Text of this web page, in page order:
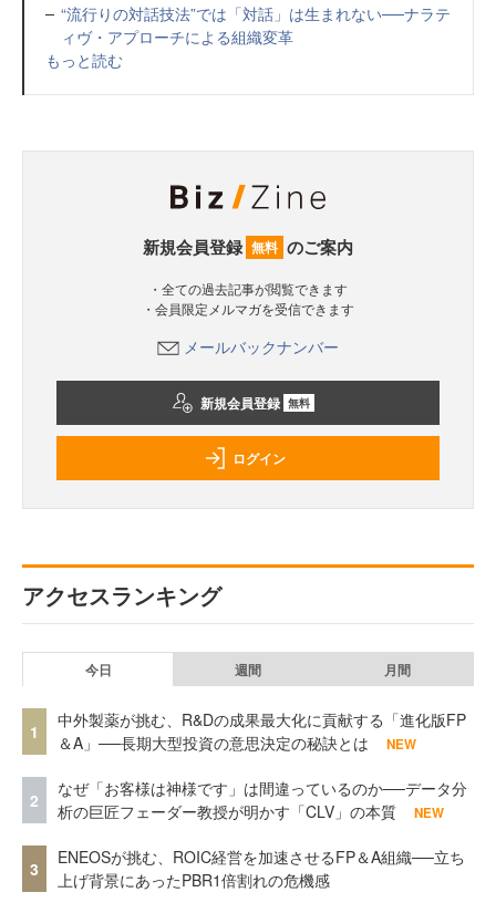
“流行りの対話技法”では「対話」は生まれない──ナラテ
ィヴ・アプローチによる組織変革
もっと読む
新規会員登録 無料 のご案内
・全ての過去記事が閲覧できます
・会員限定メルマガを受信できます
メールバックナンバー
新規会員登録 無料
ログイン
アクセスランキング
今日 週間 月間
1
中外製薬が挑む、R&Dの成果最大化に貢献する「進化版FP
＆A」──長期大型投資の意思決定の秘訣とは
NEW
2
なぜ「お客様は神様です」は間違っているのか──データ分
析の巨匠フェーダー教授が明かす「CLV」の本質
NEW
3
ENEOSが挑む、ROIC経営を加速させるFP＆A組織──立ち
上げ背景にあったPBR1倍割れの危機感